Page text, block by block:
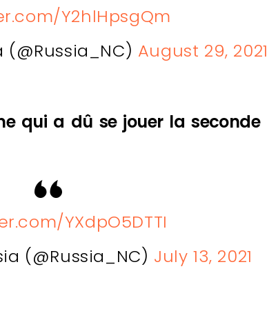
Y2hlHpsgQm
August 29, 2021
qui a dû se jouer la seconde
YXdpO5DTTI
(@Russia_NC) July 13, 2021